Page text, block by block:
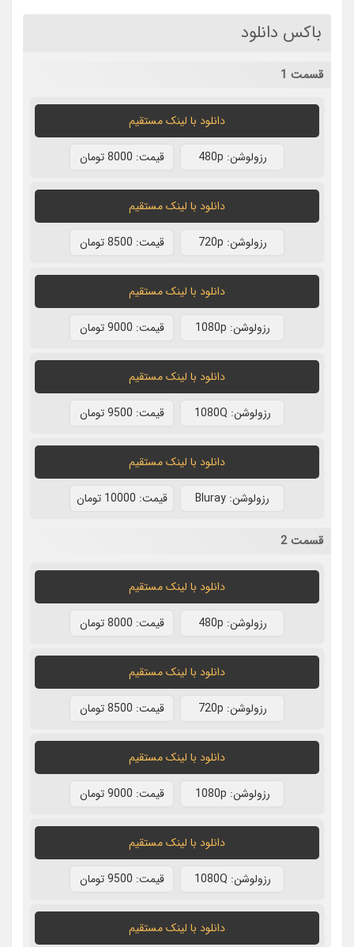
باکس دانلود
قسمت 1
دانلود با لينک مستقيم
رزولوشن: 480p قيمت: 8000 تومان
دانلود با لينک مستقيم
رزولوشن: 720p قيمت: 8500 تومان
دانلود با لينک مستقيم
رزولوشن: 1080p قيمت: 9000 تومان
دانلود با لينک مستقيم
رزولوشن: 1080Q قيمت: 9500 تومان
دانلود با لينک مستقيم
رزولوشن: Bluray قيمت: 10000 تومان
قسمت 2
دانلود با لينک مستقيم
رزولوشن: 480p قيمت: 8000 تومان
دانلود با لينک مستقيم
رزولوشن: 720p قيمت: 8500 تومان
دانلود با لينک مستقيم
رزولوشن: 1080p قيمت: 9000 تومان
دانلود با لينک مستقيم
رزولوشن: 1080Q قيمت: 9500 تومان
دانلود با لينک مستقيم